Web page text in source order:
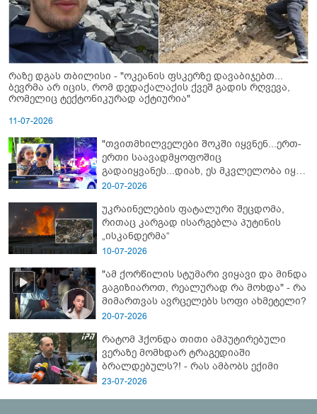
რაზე დგას თბილისი - "ოკეანის ფსკერზე დავაბიჯებთ...
ბევრმა არ იცის, რომ დედაქალაქის ქვეშ გადის რღვევა,
რომელიც ტექტონიკურად აქტიურია"
11-07-2026
"თვითმხილველები შოკში იყვნენ...ერთ-
ერთი საავადმყოფოშიც
გადაიყვანეს...დიახ, ეს მკვლელობა იყო"
- გორში დატრიალებული ტრაგედიის
20-07-2026
უკრაინელების ფატალური შეცდომა,
რითაც კარგად ისარგებლა პუტინის
„ისკანდერმა“
10-07-2026
"ამ ქორწილის სტუმარი ვიყავი და მინდა
გაგიზიაროთ, რეალურად რა მოხდა" - რა
მიმართვას ავრცელებს სოფი ახმეტელი?
20-07-2026
რატომ ჰქონდა თითი ამპუტირებული
ვერაზე მომხდარ ტრაგედიაში
ბრალდებულს?! - რას ამბობს ექიმი
23-07-2026